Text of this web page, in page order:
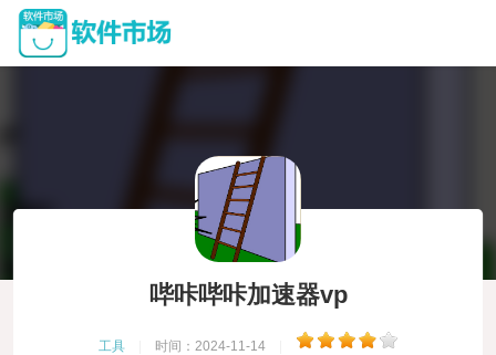
哔咔哔咔加速器vp
工具 时间：2024-11-14